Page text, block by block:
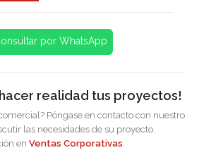
por WhatsApp
realidad tus proyectos!
Póngase en contacto con nuestro
las necesidades de su proyecto.
en Ventas Corporativas.